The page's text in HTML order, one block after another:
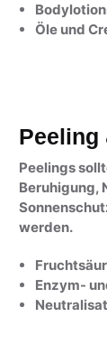
Öle und
Peeling
Peelings
Beruhigung,
werden.
Enzym-